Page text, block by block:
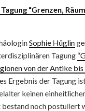
“Grenzen,
Sophie Hüglin
Tagung
von der Antike
Ergebnis der Tagung
keinen
noch postuliert